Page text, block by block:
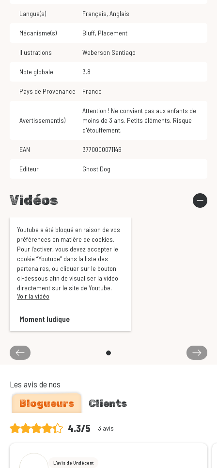
Langue(s) Français, Anglais
Mécanisme(s) Bluff, Placement
Illustrations Weberson Santiago
Note globale 3.8
Pays de Provenance France
Avertissement(s)
Attention ! Ne convient pas aux enfants de
moins de 3 ans. Petits éléments. Risque
d'étouffement.
EAN 3770000071146
Editeur Ghost Dog
Vidéos
Youtube a été bloqué en raison de vos
préférences en matière de cookies.
Pour l’activer, vous devez accepter le
cookie “Youtube” dans la liste des
partenaires, ou cliquer sur le bouton
ci-dessous afin de visualiser la vidéo
directement sur le site de Youtube.
Voir la vidéo
Moment ludique
Les avis de nos
Blogueurs Clients
4.3/5 3 avis
L'avis de Undécent